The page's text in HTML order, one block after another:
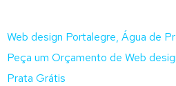
Web design Portalegre, Água de
Peça um Orçamento de Web
Prata Grátis